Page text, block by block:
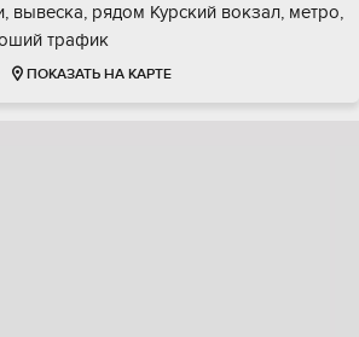
вывеска, рядом Курский вокзал, метро,
трафик
ПОКАЗАТЬ НА КАРТЕ